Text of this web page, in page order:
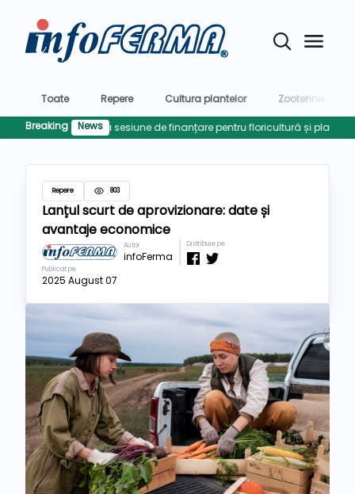
Toate Repere Cultura plantelor
Zootehnie
Breaking
News
pregătește prima sesiune de finanțare pentru floricultură și plante
Repere 803
Lanțul scurt de aprovizionare: date și
avantaje economice
Autor
infoFerma
Distribuie pe
Publicat pe
2025 August 07